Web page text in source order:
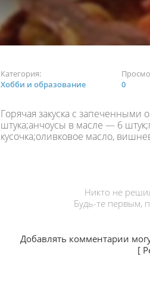
Категория:
Хобби и образование
0
Горячая закуска с
штука;анчоусы в масле — 6
кусочка;оливковое масло,
Никто не
Будь-те первым,
Добавлять комментарии
[